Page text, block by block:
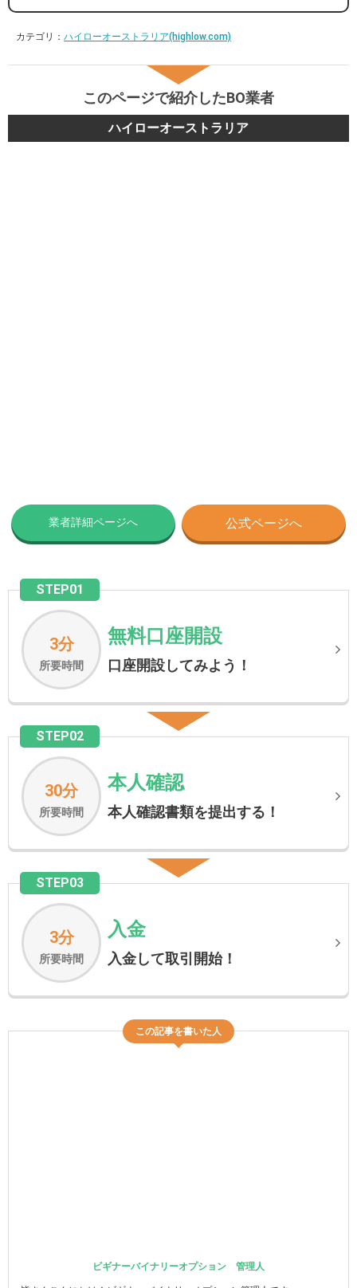
カテゴリ： ハイローオーストラリア(highlow.com)
このページで紹介したBO業者
ハイローオーストラリア
業者詳細ページへ 公式ページへ
STEP01
3分
所要時間
無料口座開設
口座開設してみよう！
STEP02
30分
所要時間
本人確認
本人確認書類を提出する！
STEP03
3分
所要時間
入金
入金して取引開始！
この記事を書いた人
ビギナーバイナリーオプション 管理人